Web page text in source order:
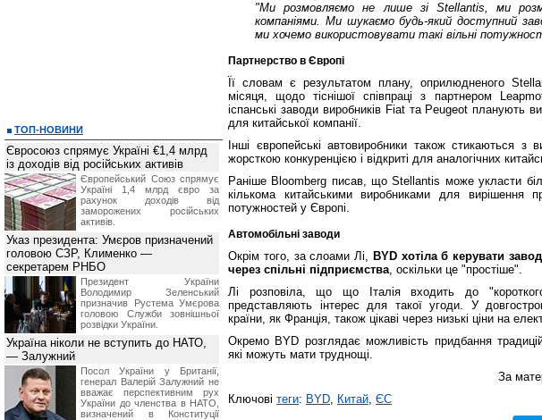
"Ми розмовляємо не лише зі Stellantis, ми
компаніями. Ми шукаємо будь-який доступний
ми хочемо використовувати такі вільні
Партнерство в Європі
Її словам є результатом плану, оприлюдненого
місяця, щодо тіснішої співпраці з партнером
іспанські заводи виробників Fiat та Peugeot планують
для китайської компанії.
Інші європейські автовиробники також стикаються з
жорсткою конкуренцією і відкриті для аналогічних
Раніше Bloomberg писав, що Stellantis може укласти
кількома китайськими виробниками для вирішення
потужностей у Європі.
Автомобільні заводи
Окрім того, за слоами Лі, BYD хотіла б керувати
через спільні підприємства, оскільки це "простіше".
Лі розповіла, що що Італія входить до
представляють інтерес для такої угоди. У
країни, як Франція, також цікаві через низькі ціни на
Окремо BYD розглядає можливість придбання
які можуть мати труднощі.
За
Ключові теги: BYD, Китай, ЄС
ТОП-НОВИНИ
Євросоюз спрямує Україні €1,4 млрд
із доходів від російських активів
Європейський Союз спрямує
Україні 1,4 млрд євро за
рахунок доходів від
заморожених російських
активів.
Указ президента: Умєров призначений
головою СЗР, Клименко —
секретарем РНБО
Президент України
Володимир Зеленський
призначив Pустема Умєрова
головою Служби зовнішньої
розвідки України.
Україна ніколи не вступить до НАТО,
— Залужний
Посол України у Британії,
генерал Валерій Залужний не
вважає перспективним рух
України до членства в НАТО,
визначений в Конституції